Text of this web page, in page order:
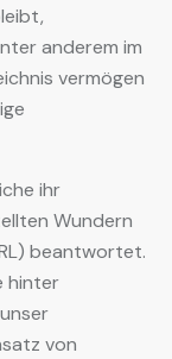
anderem im
vermögen
ihr
Wundern
beantwortet.
hinter
von